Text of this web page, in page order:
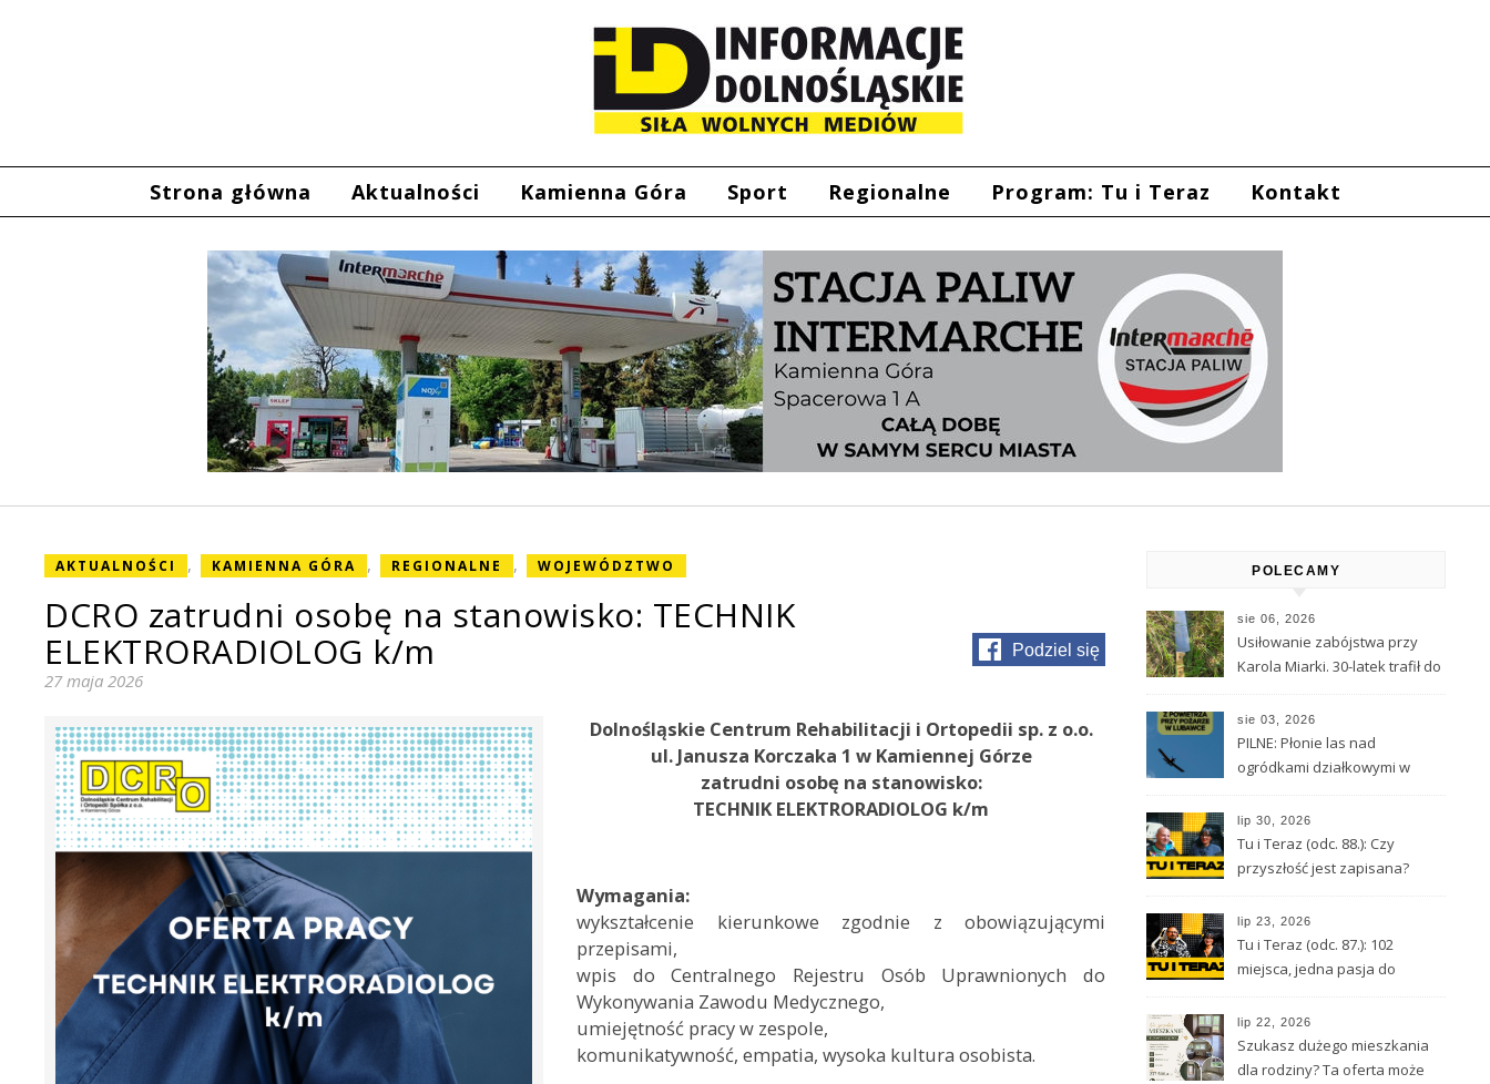
Strona główna Aktualności Kamienna Góra Sport Regionalne Program: Tu i Teraz Kontakt
AKTUALNOŚCI , KAMIENNA GÓRA , REGIONALNE , WOJEWÓDZTWO
DCRO zatrudni osobę na stanowisko: TECHNIK
ELEKTRORADIOLOG k/m
Podziel się
27 maja 2026
Dolnośląskie Centrum Rehabilitacji i Ortopedii sp. z o.o.
ul. Janusza Korczaka 1 w Kamiennej Górze
zatrudni osobę na stanowisko:
TECHNIK ELEKTRORADIOLOG k/m
Wymagania:
wykształcenie kierunkowe zgodnie z obowiązującymi
przepisami,
wpis do Centralnego Rejestru Osób Uprawnionych do
Wykonywania Zawodu Medycznego,
umiejętność pracy w zespole,
komunikatywność, empatia, wysoka kultura osobista.
POLECAMY
sie 06, 2026
Usiłowanie zabójstwa przy
Karola Miarki. 30-latek trafił do
sie 03, 2026
PILNE: Płonie las nad
ogródkami działkowymi w
lip 30, 2026
Tu i Teraz (odc. 88.): Czy
przyszłość jest zapisana?
astrologii i przeznaczeniu
lip 23, 2026
Tu i Teraz (odc. 87.): 102
miejsca, jedna pasja do
lip 22, 2026
Szukasz dużego mieszkania
dla rodziny? Ta oferta może